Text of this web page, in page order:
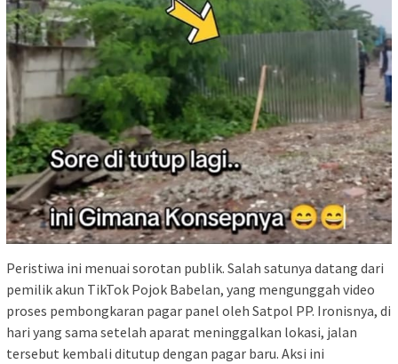
Peristiwa ini menuai sorotan publik. Salah satunya datang dari
pemilik akun TikTok Pojok Babelan, yang mengunggah video
proses pembongkaran pagar panel oleh Satpol PP. Ironisnya, di
hari yang sama setelah aparat meninggalkan lokasi, jalan
tersebut kembali ditutup dengan pagar baru. Aksi ini